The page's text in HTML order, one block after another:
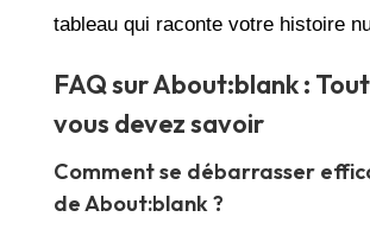
tableau qui raconte votre histoire
FAQ sur About:blank :
vous devez savoir
Comment se débarrasser
de About:blank ?